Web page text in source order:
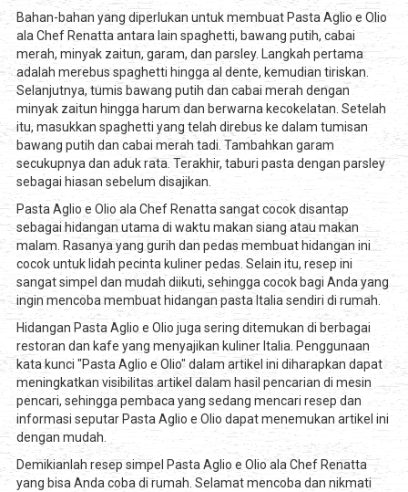
Bahan-bahan yang diperlukan untuk membuat Pasta Aglio e Olio
ala Chef Renatta antara lain spaghetti, bawang putih, cabai
merah, minyak zaitun, garam, dan parsley. Langkah pertama
adalah merebus spaghetti hingga al dente, kemudian tiriskan.
Selanjutnya, tumis bawang putih dan cabai merah dengan
minyak zaitun hingga harum dan berwarna kecokelatan. Setelah
itu, masukkan spaghetti yang telah direbus ke dalam tumisan
bawang putih dan cabai merah tadi. Tambahkan garam
secukupnya dan aduk rata. Terakhir, taburi pasta dengan parsley
sebagai hiasan sebelum disajikan.
Pasta Aglio e Olio ala Chef Renatta sangat cocok disantap
sebagai hidangan utama di waktu makan siang atau makan
malam. Rasanya yang gurih dan pedas membuat hidangan ini
cocok untuk lidah pecinta kuliner pedas. Selain itu, resep ini
sangat simpel dan mudah diikuti, sehingga cocok bagi Anda yang
ingin mencoba membuat hidangan pasta Italia sendiri di rumah.
Hidangan Pasta Aglio e Olio juga sering ditemukan di berbagai
restoran dan kafe yang menyajikan kuliner Italia. Penggunaan
kata kunci "Pasta Aglio e Olio" dalam artikel ini diharapkan dapat
meningkatkan visibilitas artikel dalam hasil pencarian di mesin
pencari, sehingga pembaca yang sedang mencari resep dan
informasi seputar Pasta Aglio e Olio dapat menemukan artikel ini
dengan mudah.
Demikianlah resep simpel Pasta Aglio e Olio ala Chef Renatta
yang bisa Anda coba di rumah. Selamat mencoba dan nikmati